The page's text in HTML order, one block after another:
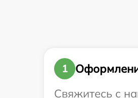
1
Свяжитесь с